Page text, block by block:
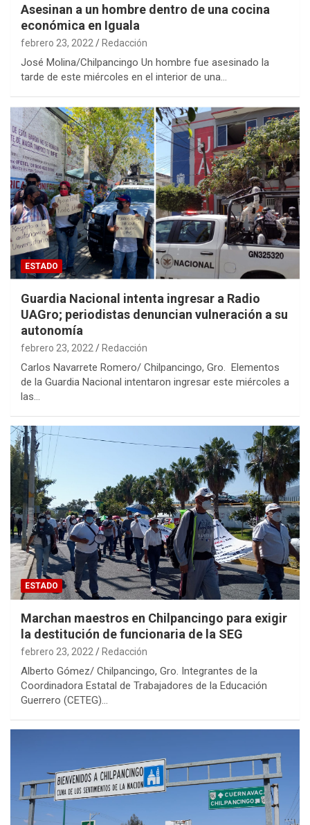
Asesinan a un hombre dentro de una cocina
económica en Iguala
febrero 23, 2022 Redacción
José Molina/Chilpancingo Un hombre fue asesinado la
tarde de este miércoles en el interior de una…
ESTADO
Guardia Nacional intenta ingresar a Radio
UAGro; periodistas denuncian vulneración a su
autonomía
febrero 23, 2022 Redacción
Carlos Navarrete Romero/ Chilpancingo, Gro. Elementos
de la Guardia Nacional intentaron ingresar este miércoles a
las…
ESTADO
Marchan maestros en Chilpancingo para exigir
la destitución de funcionaria de la SEG
febrero 23, 2022 Redacción
Alberto Gómez/ Chilpancingo, Gro. Integrantes de la
Coordinadora Estatal de Trabajadores de la Educación
Guerrero (CETEG)…